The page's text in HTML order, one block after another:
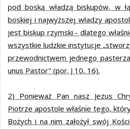
pod boską władzą biskupów, w
boskiej i najwyższej władzy
jest biskup rzymski - dlatego
wszystkie ludzkie instytucje
przewodnictwem jednego
unus Pastor" (por. J 10, 16).
2) Ponieważ Pan nasz Jezus
Piotrze apostole właśnie tego, który
Bożych i na nim założył swój